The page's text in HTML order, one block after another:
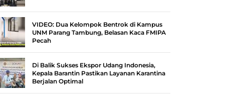
VIDEO: Dua Kelompok Bentrok di Kampus
UNM Parang Tambung, Belasan Kaca FMIPA
Pecah
Di Balik Sukses Ekspor Udang Indonesia,
Kepala Barantin Pastikan Layanan Karantina
Berjalan Optimal